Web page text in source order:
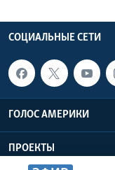
СОЦИАЛЬНЫЕ СЕТИ
ГОЛОС АМЕРИКИ
ПРОЕКТЫ